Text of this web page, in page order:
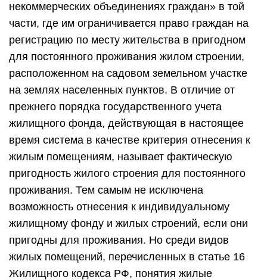
некоммерческих объединениях граждан» в той
части, где им ограничивается право граждан на
регистрацию по месту жительства в пригодном
для постоянного проживания жилом строении,
расположенном на садовом земельном участке
на землях населенных пунктов. В отличие от
прежнего порядка государственного учета
жилищного фонда, действующая в настоящее
время система в качестве критерия отнесения к
жилым помещениям, называет фактическую
пригодность жилого строения для постоянного
проживания. Тем самым не исключена
возможность отнесения к индивидуальному
жилищному фонду и жилых строений, если они
пригодны для проживания. Но среди видов
жилых помещений, перечисленных в статье 16
Жилищного кодекса РФ, понятия жилые